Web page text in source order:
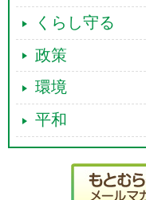
くらし守る
政策
環境
平和